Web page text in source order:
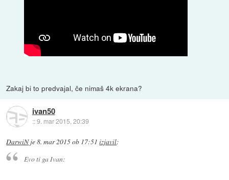
Zakaj bi to predvajal, če nimaš 4k ekrana?
ivan50
::9. mar 2015, 20:39
DarwiNje8. mar 2015 ob 17:51 izjavil:
Evo ti ga Ivan: